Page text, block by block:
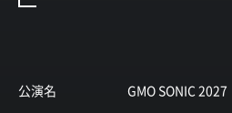
公演名 GMO SONIC 2027